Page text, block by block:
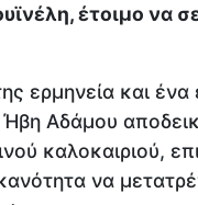
έτοιμο να
ερμηνεία και
Αδάμου
καλοκαιριού,
να